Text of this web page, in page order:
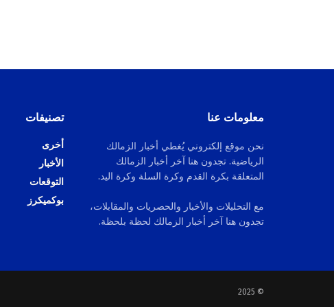
معلومات عنا
نحن موقع إلكتروني يُغطي أخبار الزمالك
الرياضية. تجدون هنا آخر أخبار الزمالك
المتعلقة بكرة القدم وكرة السلة وكرة اليد.
مع التحليلات والأخبار والحصريات والمقابلات،
تجدون هنا آخر أخبار الزمالك لحظة بلحظة.
تصنيفات
أخرى
الأخبار
التوقعات
بوكميكرز
© 2025